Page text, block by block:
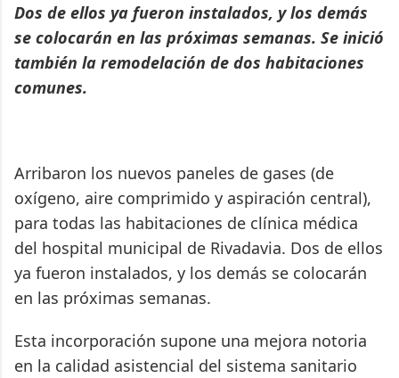
Dos de ellos ya fueron instalados, y los demás
se colocarán en las próximas semanas. Se inició
también la remodelación de dos habitaciones
comunes.
Arribaron los nuevos paneles de gases (de
oxígeno, aire comprimido y aspiración central),
para todas las habitaciones de clínica médica
del hospital municipal de Rivadavia. Dos de ellos
ya fueron instalados, y los demás se colocarán
en las próximas semanas.
Esta incorporación supone una mejora notoria
en la calidad asistencial del sistema sanitario